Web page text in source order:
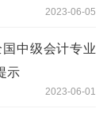
2023-06-05
中级会计专业
示
2023-06-01